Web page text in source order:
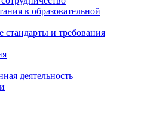
в образовательной
стандарты и требования
деятельность